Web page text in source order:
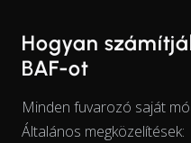
Hogyan
BAF-ot
Minden fuvarozó saját
Általános megközelítések: